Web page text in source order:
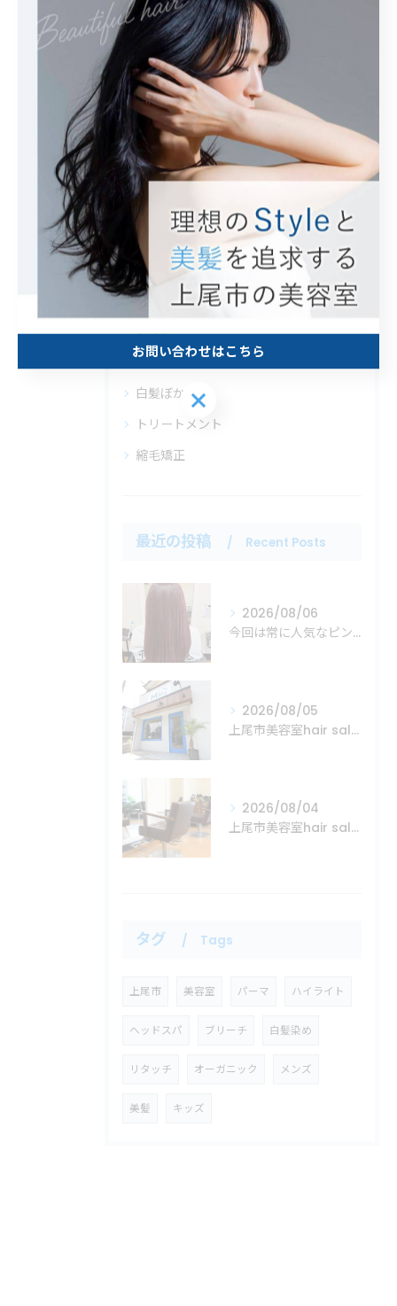
< 前のページ 一覧に戻る
関連タグ
#パーマ #ハイライト
カテゴリー Categories
全てのカテゴリー
カット
カラー
白髪ぼかし
トリートメント
縮毛矯正
最近の投稿 Recent Posts
2026/08/06
今回は常に人気なピンクカラーの紹介！
2026/08/05
上尾市美容室hair salon Mare
2026/08/04
上尾市美容室hair salon Mare
タグ Tags
上尾市 美容室 パーマ ハイライト
ヘッドスパ ブリーチ 白髪染め
リタッチ オーガニック メンズ
美髪 キッズ
お問い合わせはこちら
お問い合わせはこちら